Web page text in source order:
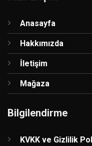
Anasayfa
Hakkımızda
İletişim
Mağaza
Bilgilendirme
KVKK ve Gizlilik